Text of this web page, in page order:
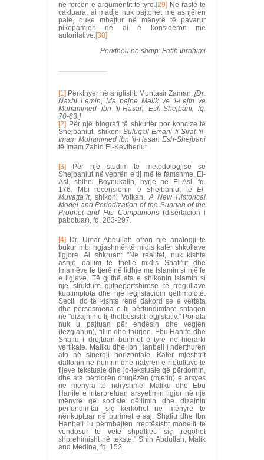
në forcën e argumentit të tyre.[29] Në raste të
caktuara, ai madje nuk pajtohet me asnjërën
palë, duke mbajtur në mënyrë të pavarur
pikëpamjen që ai e konsideron më
autoritative.[30]
Përktheu në shqip: Fatih Ibrahimi
[1] Përkthyer në anglisht: Muntasir Zaman. [Dr.
Naxhi Lemin, Ma bejne Malik ve 'l-Lejth ve
Muhammed ibn 'il-Hasan Esh-Shejbani, fq.
70-83.]
[2] Për një biografi të shkurtër por koncize të
Shejbaniut, shikoniBulug'ul-Emani fi Sirat 'il-
Imam Muhammed ibn 'il-Hasan Esh-Shejbani
të Imam Zahid El-Kevtheriut.
[3] Për një studim të metodologjisë së
Shejbaniut në veprën e tij më të famshme, El-
Aṣl, shihni Boynukalin, hyrje në El-Aṣl, fq.
176. Mbi recensionin e Shejbaniut të El-
Muvaṭṭa ʾit, shikoni Volkan,A New Historical
Model and Periodization of the Sunnah of the
Prophet and His Companions(disertacion i
pabotuar), fq. 283-297.
[4] Dr. Umar Abdullah ofron një analogji të
bukur mbi ngjashmëritë midis katër shkollave
ligjore. Ai shkruan: "Në realitet, nuk kishte
asnjë dallim të thellë midis Shafi'ut dhe
Imamëve të tjerë në lidhje me Islamin si një fe
e ligjeve. Të gjithë ata e shikonin Islamin si
një strukturë gjithëpërfshirëse të rregullave
kuptimplota dhe një legjislacioni qëllimplotë.
Secili do të kishte rënë dakord se e vërteta
dhe përsosmëria e tij përfundimtare shfaqen
në "dizajnin e tij thelbësisht legjislativ." Por ata
nuk u pajtuan për endësin dhe vegjën
(tezgjahun), fillin dhe thurjen. Ebu Hanife dhe
Shafiu i drejtuan burimet e tyre në hierarki
vertikale. Maliku dhe Ibn Hanbeli i ndërthurën
ato në sinergji horizontale. Katër mjeshtrit
dallonin në numrin dhe natyrën e rrotullave të
fijeve tekstuale dhe jo-tekstuale që përdornin,
dhe ata përdorën drugëzën (mjetin) e arsyes
në mënyra të ndryshme. Maliku dhe Ebu
Hanife e interpretuan arsyetimin ligjor në një
mënyrë që sodiste qëllimin dhe dizajnin
përfundimtar siç kërkohet në mënyrë të
nënkuptuar në burimet e saj. Shafiu dhe Ibn
Hanbeli iu përmbajtën rreptësisht modelit të
vendosur të vetë shpalljes siç tregohet
shprehimisht në tekste." Shih Abdullah, Malik
and Medina, fq. 152.